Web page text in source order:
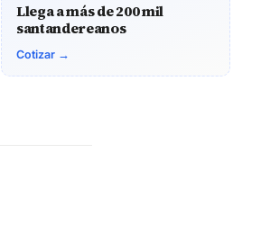
Llega a más de 200 mil
santandereanos
Cotizar →